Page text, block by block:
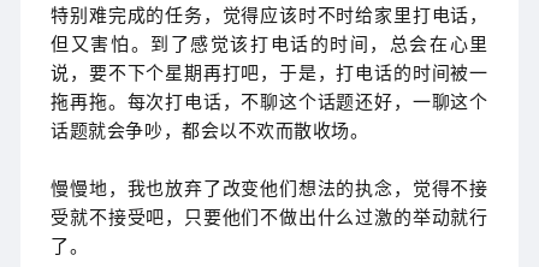
特别难完成的任务，觉得应该时不时给家里打电话，
但又害怕。到了感觉该打电话的时间，总会在心里
说，要不下个星期再打吧，于是，打电话的时间被一
拖再拖。每次打电话，不聊这个话题还好，一聊这个
话题就会争吵，都会以不欢而散收场。
慢慢地，我也放弃了改变他们想法的执念，觉得不接
受就不接受吧，只要他们不做出什么过激的举动就行
了。